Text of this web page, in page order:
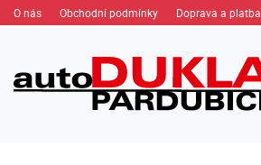
O nás Obchodní podmínky Doprava a platba